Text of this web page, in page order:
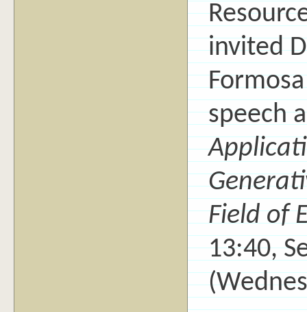
invited
speech
Field of
13:40,